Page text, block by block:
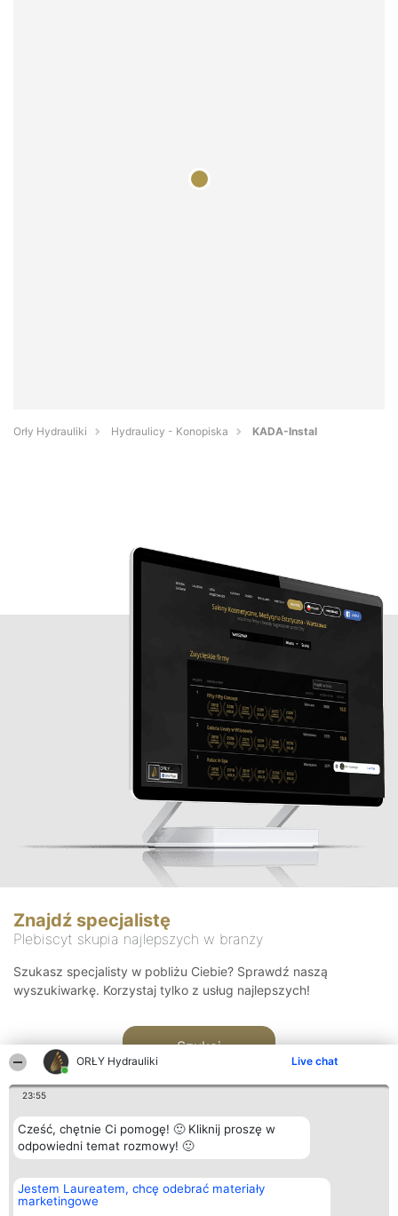
ORŁY Hydrauliki Live chat
23:55
Cześć, chętnie Ci pomogę! 🙂 Kliknij proszę w
odpowiedni temat rozmowy! 🙂
Jestem Laureatem, chcę odebrać materiały
marketingowe
Orły Hydrauliki Hydraulicy - Konopiska KADA-Instal
Znajdź specjalistę
Plebiscyt skupia najlepszych w branży
Szukasz specjalisty w pobliżu Ciebie? Sprawdź naszą
wyszukiwarkę. Korzystaj tylko z usług najlepszych!
Szukaj
Organizator plebiscytu
Bright Side Solutions sp. z o.
o. sp. k.
Plebiscyt
Laureaci
Kontakt
Kontakt